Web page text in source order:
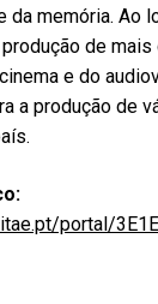
da memória. Ao
de
e do
a produção de
portal/